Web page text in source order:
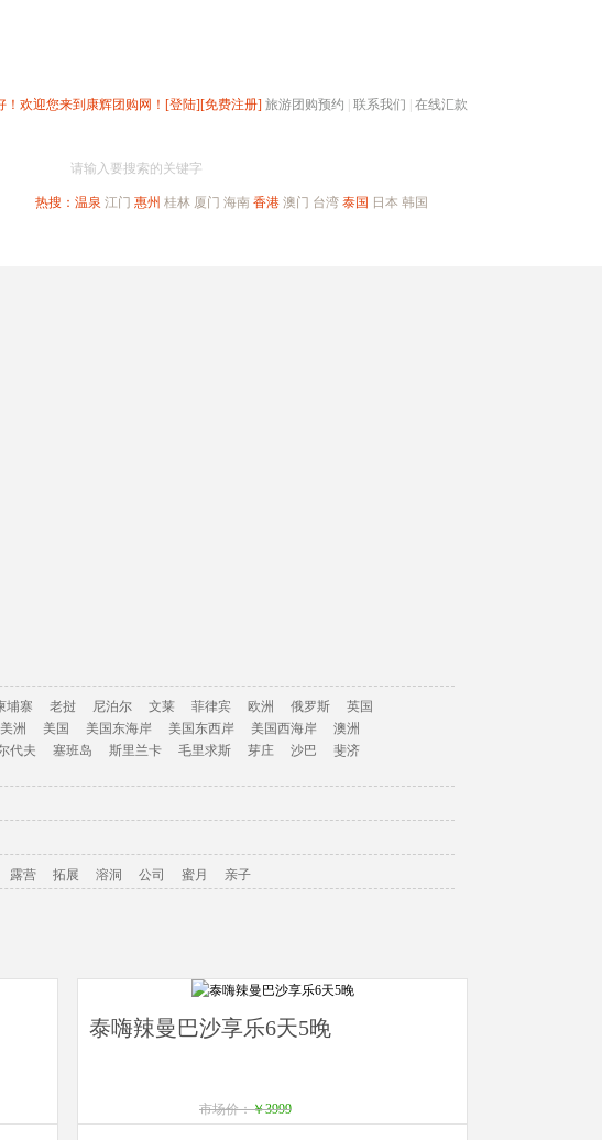
！欢迎您来到康辉团购网！ [登陆][免费注册] 旅游团购预约 联系我们 在线汇款
请输入要搜索的关键字
热搜： 温泉 江门 惠州 桂林 厦门 海南 香港 澳门 台湾 泰国 日本 韩国
埔寨 老挝 尼泊尔 文莱 菲律宾 欧洲 俄罗斯
英国
美洲 美国 美国东海岸 美国东西岸 美国西海岸
澳洲
代夫 塞班岛 斯里兰卡 毛里求斯 芽庄 沙巴
斐济
露营 拓展 溶洞 公司 蜜月 亲子
泰嗨辣曼巴沙享乐6天5晚
市场价：￥3999